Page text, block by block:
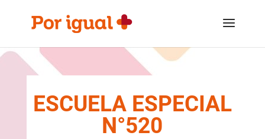
contenido
navegación
ESCUELA ESPECIAL
N°520